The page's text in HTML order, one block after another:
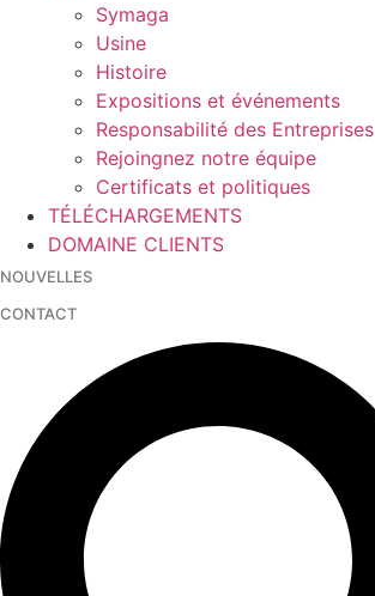
Symaga
Usine
Histoire
Expositions et événements
Responsabilité des Entreprises
Rejoingnez notre équipe
Certificats et politiques
TÉLÉCHARGEMENTS
DOMAINE CLIENTS
NOUVELLES
CONTACT